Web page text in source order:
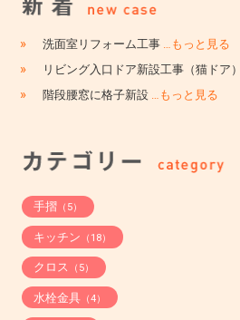
» 洗面室リフォーム工事 …もっと見る
» リビング入口ドア新設工事（猫ドア）
» 階段腰窓に格子新設 …もっと見る
手摺（5）
キッチン （18）
クロス （5）
水栓金具（4）